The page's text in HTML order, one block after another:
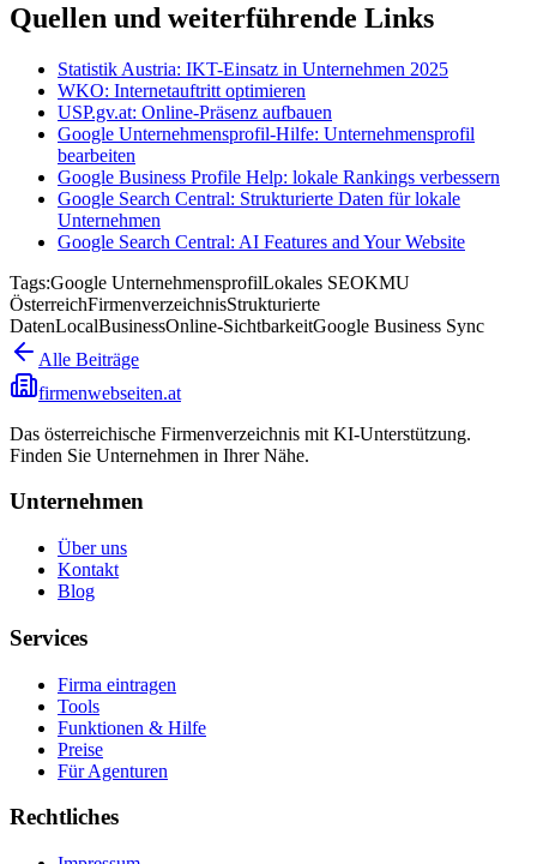
Quellen und weiterführende Links
Statistik Austria: IKT-Einsatz in Unternehmen 2025
WKO: Internetauftritt optimieren
USP.gv.at: Online-Präsenz aufbauen
Google Unternehmensprofil-Hilfe: Unternehmensprofil
bearbeiten
Google Business Profile Help: lokale Rankings verbessern
Google Search Central: Strukturierte Daten für lokale
Unternehmen
Google Search Central: AI Features and Your Website
Tags:Google UnternehmensprofilLokales SEOKMU
ÖsterreichFirmenverzeichnisStrukturierte
DatenLocalBusinessOnline-SichtbarkeitGoogle Business Sync
Alle Beiträge
firmenwebseiten.at
Das österreichische Firmenverzeichnis mit KI-Unterstützung.
Finden Sie Unternehmen in Ihrer Nähe.
Unternehmen
Über uns
Kontakt
Blog
Services
Firma eintragen
Tools
Funktionen & Hilfe
Preise
Für Agenturen
Rechtliches